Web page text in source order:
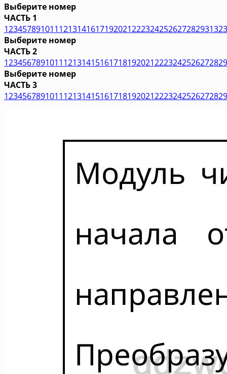
Выберите номер
ЧАСТЬ 1
123457891011121314161719202122232425262728293132
Выберите номер
ЧАСТЬ 2
1234567891011121314151617181920212223242526272829
Выберите номер
ЧАСТЬ 3
1234567891011121314151617181920212223242526272829